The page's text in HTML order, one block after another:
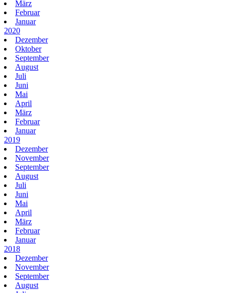
März
Februar
Januar
2020
Dezember
Oktober
September
August
Juli
Juni
Mai
April
März
Februar
Januar
2019
Dezember
November
September
August
Juli
Juni
Mai
April
März
Februar
Januar
2018
Dezember
November
September
August